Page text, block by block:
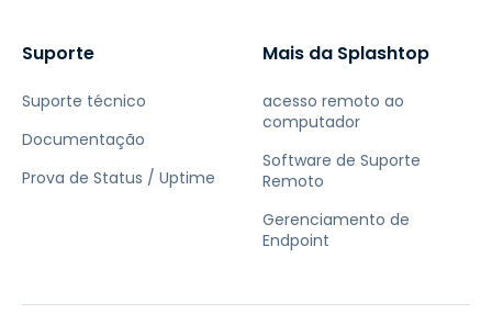
Suporte
Suporte técnico
Documentação
Prova de Status / Uptime
Mais da Splashtop
acesso remoto ao
computador
Software de Suporte
Remoto
Gerenciamento de
Endpoint